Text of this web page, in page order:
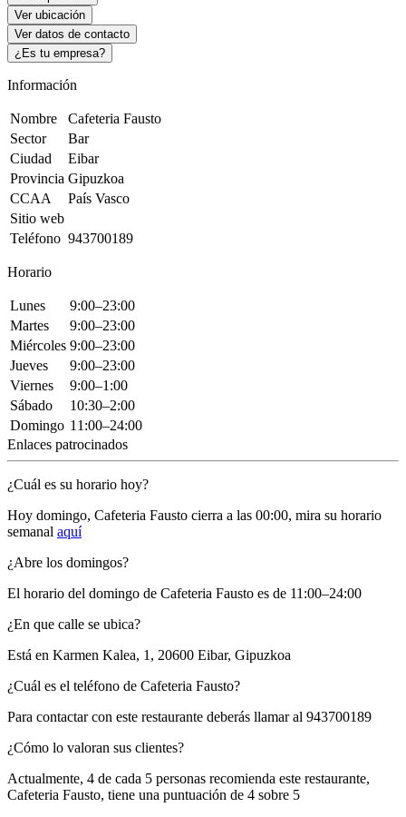
Ver ubicación
Ver datos de contacto
¿Es tu empresa?
Información
Nombre
Cafeteria Fausto
Sector
Bar
Ciudad
Eibar
Provincia Gipuzkoa
CCAA
País Vasco
Sitio web
Teléfono 943700189
Horario
Lunes
9:00–23:00
Martes
9:00–23:00
Miércoles 9:00–23:00
Jueves
9:00–23:00
Viernes
9:00–1:00
Sábado
10:30–2:00
Domingo 11:00–24:00
Enlaces patrocinados
¿Cuál es su horario hoy?
Hoy domingo, Cafeteria Fausto cierra a las 00:00, mira su horario
semanal aquí
¿Abre los domingos?
El horario del domingo de Cafeteria Fausto es de 11:00–24:00
¿En que calle se ubica?
Está en Karmen Kalea, 1, 20600 Eibar, Gipuzkoa
¿Cuál es el teléfono de Cafeteria Fausto?
Para contactar con este restaurante deberás llamar al 943700189
¿Cómo lo valoran sus clientes?
Actualmente, 4 de cada 5 personas recomienda este restaurante,
Cafeteria Fausto, tiene una puntuación de 4 sobre 5